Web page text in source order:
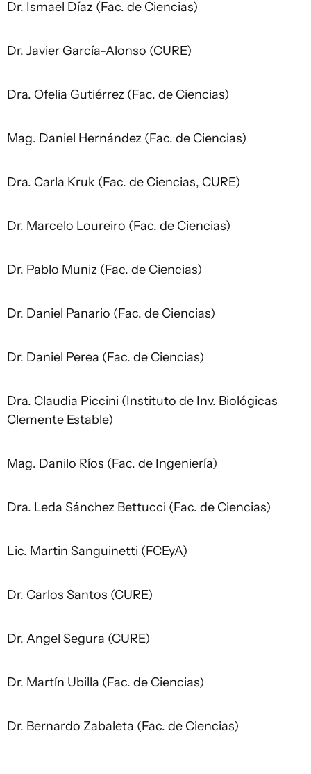
Dr. Ismael Díaz (Fac. de Ciencias)
Dr. Javier García-Alonso (CURE)
Dra. Ofelia Gutiérrez (Fac. de Ciencias)
Mag. Daniel Hernández (Fac. de Ciencias)
Dra. Carla Kruk (Fac. de Ciencias, CURE)
Dr. Marcelo Loureiro (Fac. de Ciencias)
Dr. Pablo Muniz (Fac. de Ciencias)
Dr. Daniel Panario (Fac. de Ciencias)
Dr. Daniel Perea (Fac. de Ciencias)
Dra. Claudia Piccini (Instituto de Inv. Biológicas
Clemente Estable)
Mag. Danilo Ríos (Fac. de Ingeniería)
Dra. Leda Sánchez Bettucci (Fac. de Ciencias)
Lic. Martin Sanguinetti (FCEyA)
Dr. Carlos Santos (CURE)
Dr. Angel Segura (CURE)
Dr. Martín Ubilla (Fac. de Ciencias)
Dr. Bernardo Zabaleta (Fac. de Ciencias)